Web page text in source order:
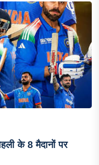
के 8 मैदानों पर